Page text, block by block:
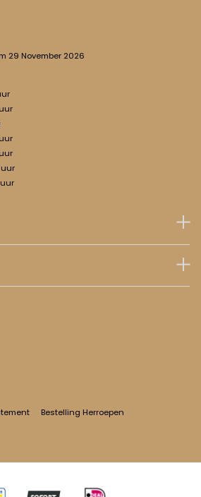
29 November 2026
uur
Bestelling Herroepen